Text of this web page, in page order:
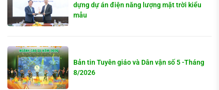
dựng dự án điện năng lượng mặt trời kiểu
mẫu
Bản tin Tuyên giáo và Dân vận số 5 -Tháng
8/2026